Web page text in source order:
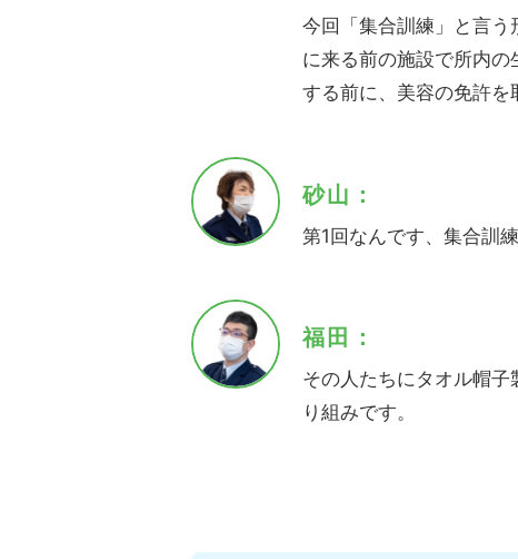
今回「集合訓練」と言
に来る前の施設で所内
する前に、美容の免許を
砂山：
第1回なんです、集合訓
福田：
その人たちにタオル帽
り組みです。